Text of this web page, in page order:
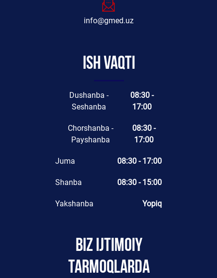
info@gmed.uz
Ish vaqti
Dushanba -
Seshanba
08:30 -
17:00
Chorshanba -
Payshanba
08:30 -
17:00
Juma 08:30 - 17:00
Shanba 08:30 - 15:00
Yakshanba Yopiq
Biz ijtimoiy
tarmoqlarda